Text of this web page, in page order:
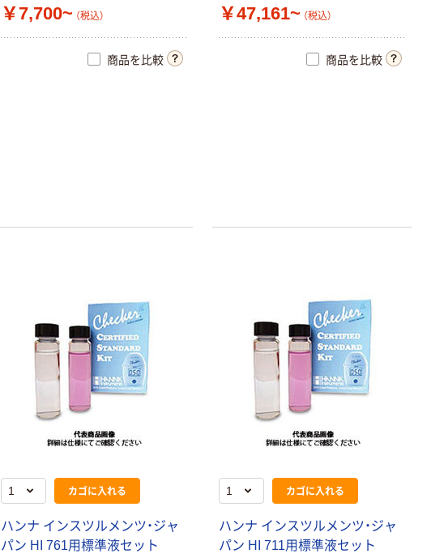
￥7,700~ （税込）
商品を比較
￥47,161~ （税込）
商品を比較
カゴに入れる
ハンナ インスツルメンツ・ジャ
パン HI 761用標準液セット
カゴに入れる
ハンナ インスツルメンツ・ジャ
パン HI 711用標準液セット